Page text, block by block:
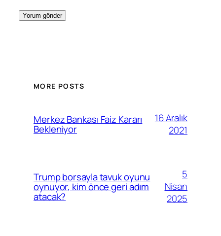
MORE POSTS
Merkez Bankası Faiz Kararı
Bekleniyor
16 Aralık
2021
Trump borsayla tavuk oyunu
oynuyor, kim önce geri adım
atacak?
5
Nisan
2025